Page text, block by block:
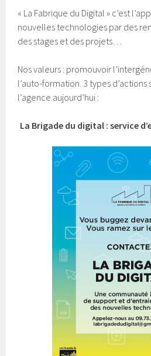
« La Fabrique du Digital » c’est
nouvelles technologies par des
des stages et des projets…
Nos valeurs : promouvoir
l’auto-formation. 3 types
l’agence aujourd’hui :
La Brigade du digital : service